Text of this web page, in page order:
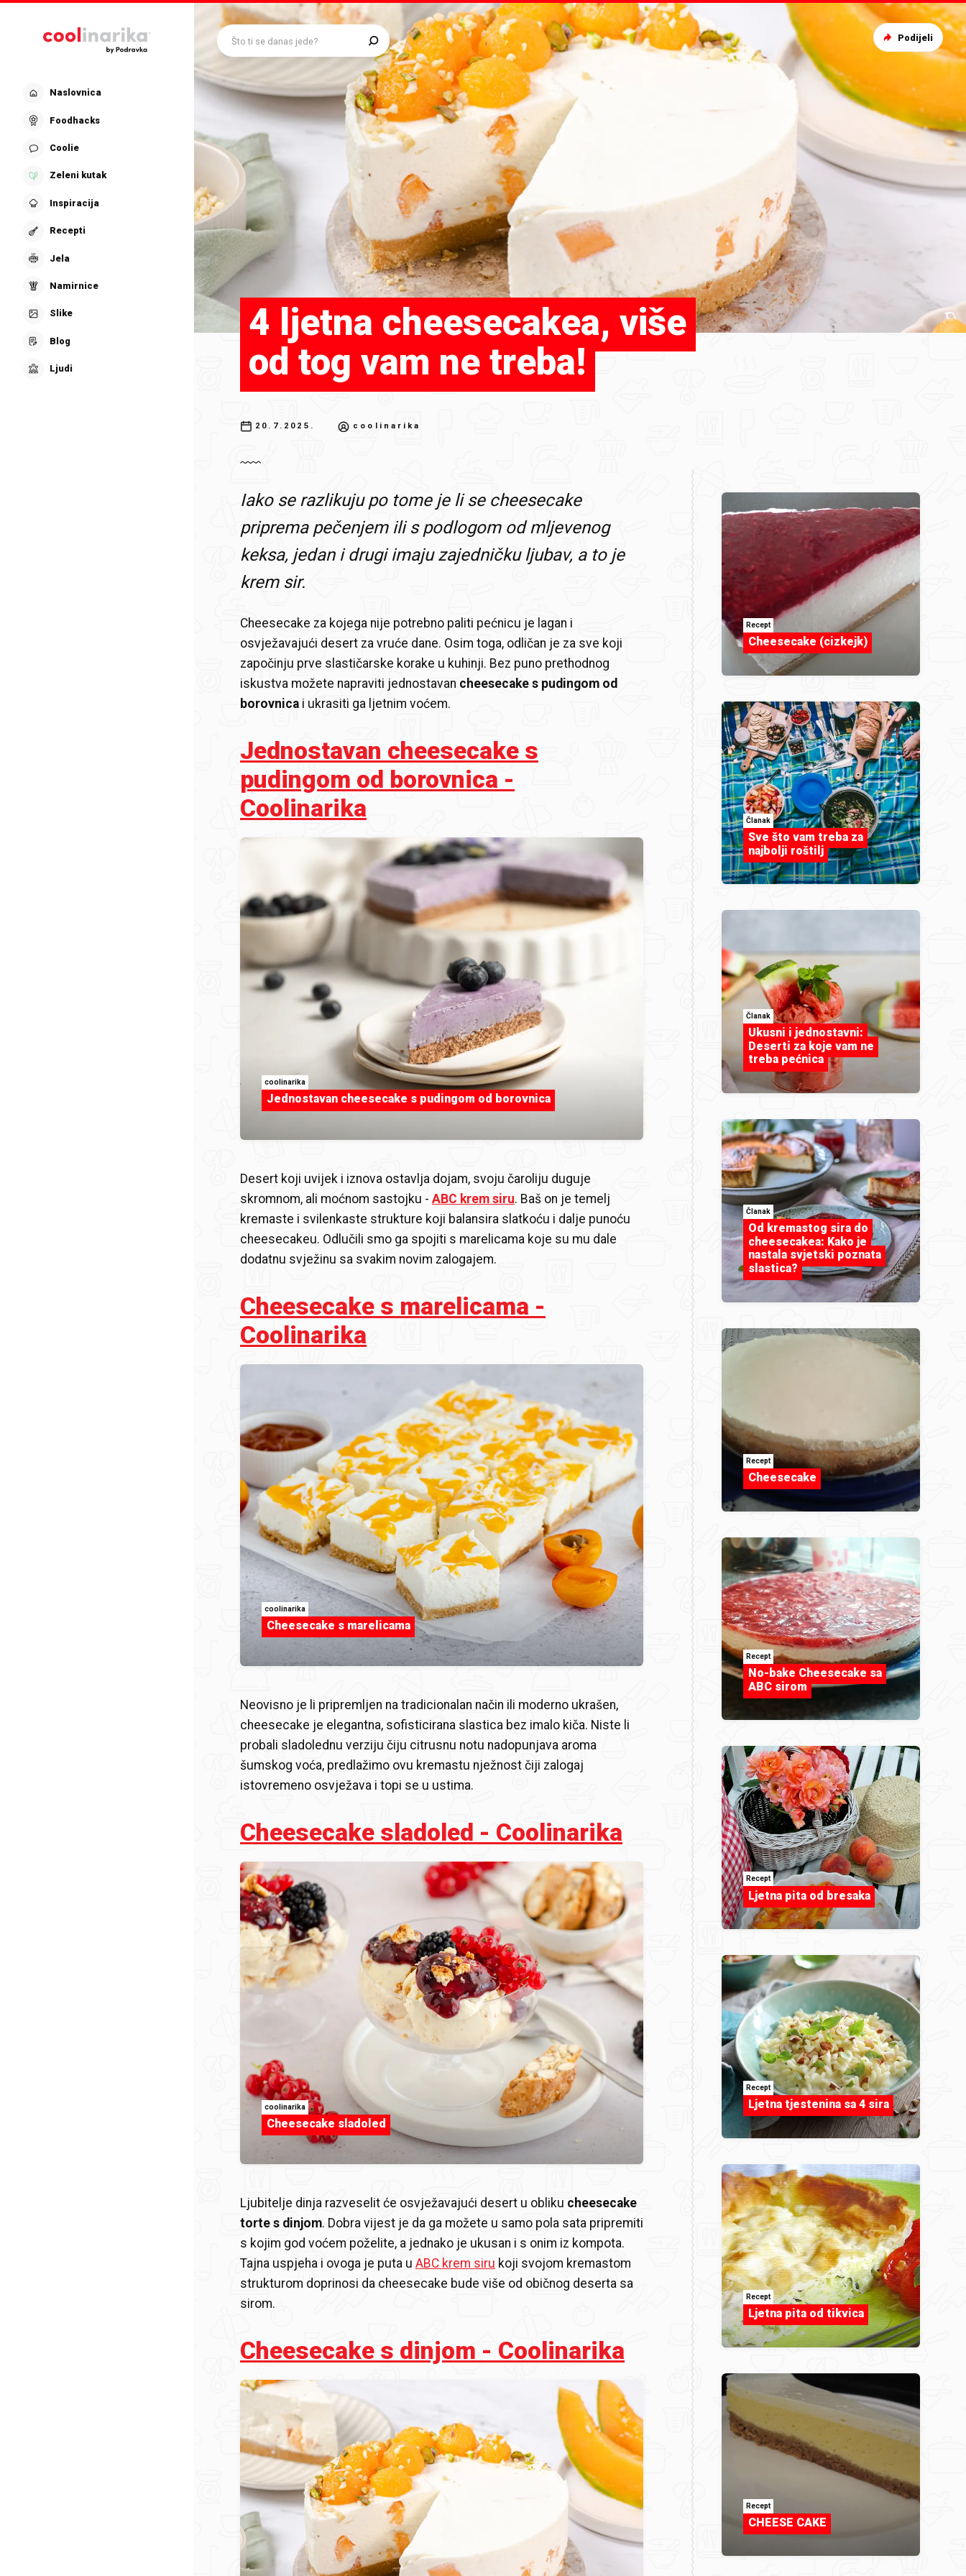
Naslovnica
Foodhacks
Coolie
Zeleni kutak
Inspiracija
Recepti
Jela
Namirnice
Slike
Blog
Ljudi
4 ljetna cheesecakea, više
od tog vam ne treba!
20.7.2025. coolinarika
Podijeli
Iako se razlikuju po tome je li se cheesecake
priprema pečenjem ili s podlogom od mljevenog
keksa, jedan i drugi imaju zajedničku ljubav, a to je
krem sir.
Cheesecake za kojega nije potrebno paliti pećnicu je lagan i
osvježavajući desert za vruće dane. Osim toga, odličan je za sve koji
započinju prve slastičarske korake u kuhinji. Bez puno prethodnog
iskustva možete napraviti jednostavan cheesecake s pudingom od
borovnica i ukrasiti ga ljetnim voćem.
Jednostavan cheesecake s
pudingom od borovnica -
Coolinarika
coolinarika
Jednostavan cheesecake s pudingom od borovnica
Desert koji uvijek i iznova ostavlja dojam, svoju čaroliju duguje
skromnom, ali moćnom sastojku - ABC krem siru. Baš on je temelj
kremaste i svilenkaste strukture koji balansira slatkoću i dalje punoću
cheesecakeu. Odlučili smo ga spojiti s marelicama koje su mu dale
dodatnu svježinu sa svakim novim zalogajem.
Cheesecake s marelicama -
Coolinarika
coolinarika
Cheesecake s marelicama
Neovisno je li pripremljen na tradicionalan način ili moderno ukrašen,
cheesecake je elegantna, sofisticirana slastica bez imalo kiča. Niste li
probali sladolednu verziju čiju citrusnu notu nadopunjava aroma
šumskog voća, predlažimo ovu kremastu nježnost čiji zalogaj
istovremeno osvježava i topi se u ustima.
Cheesecake sladoled - Coolinarika
coolinarika
Cheesecake sladoled
Ljubitelje dinja razveselit će osvježavajući desert u obliku cheesecake
torte s dinjom. Dobra vijest je da ga možete u samo pola sata pripremiti
s kojim god voćem poželite, a jednako je ukusan i s onim iz kompota.
Tajna uspjeha i ovoga je puta u ABC krem siru koji svojom kremastom
strukturom doprinosi da cheesecake bude više od običnog deserta sa
sirom.
Cheesecake s dinjom - Coolinarika
Recept
Cheesecake (cizkejk)
Članak
Sve što vam treba za
najbolji roštilj
Članak
Ukusni i jednostavni:
Deserti za koje vam ne
treba pećnica
Članak
Od kremastog sira do
cheesecakea: Kako je
nastala svjetski poznata
slastica?
Recept
Cheesecake
Recept
No-bake Cheesecake sa
ABC sirom
Recept
Ljetna pita od bresaka
Recept
Ljetna tjestenina sa 4 sira
Recept
Ljetna pita od tikvica
Recept
CHEESE CAKE
Što ti se danas jede?